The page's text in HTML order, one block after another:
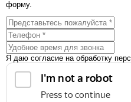
форму.
Я даю согласие на обработку